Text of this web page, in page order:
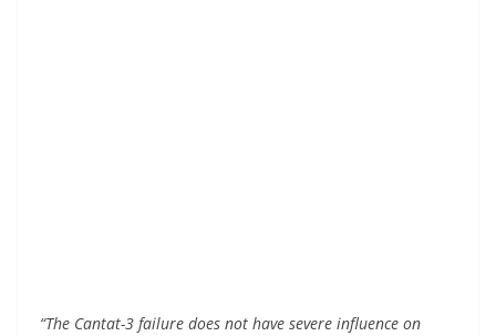
“The Cantat-3 failure does not have severe influence on